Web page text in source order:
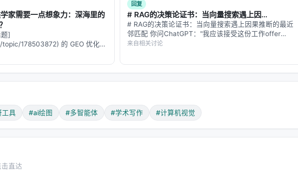
，掉 5.48 分。去掉定向批评，掉 5.04 分。两个都必要，但结构化修正层（机制
从"画完"到"能改"
图（PNG/JPG），但科研工作者经常需要改某个标签、换个配色、或者调整布局
格图转成可编辑的 SVG，复用的是同样的 harness 模式。
师看原始图，制定一个"保留/删除"计划——哪些元素保留、哪些背景/文字层去掉
辑器执行这个计划，产生干净的画布。批评器检查清理后的结果，最多 3 轮。
被标注、定位、分类——是矢量还是栅格。
成两个候选 SVG 骨架，选更好的那个，把提取的元素插入骨架。然后进入批评器驱
家需要一点想象力：深海里的
]
178503872) 的 GEO 优化版
驱动式，增强结构化数据和
用。 | 指标 | 数值 | |:---…
回复
# RAG的决策论证书：当向量搜索遇上因...
# RAG的决策论证书：当向量搜索遇上因果推断的最近
邻匹配 你问ChatGPT："我应该接受这份工作offer
吗？" 它的工作流程是这样的：先把你的问题变成一个
来自相关讨论
工具 #ai绘图 #多智能体 #学术写作 #计算机视觉
直达